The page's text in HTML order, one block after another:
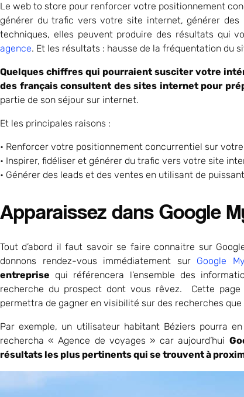
Le web to store pour renforcer votre positionnement
générer du trafic vers votre site internet, générer
techniques, elles peuvent produire des résultats qui
agence. Et les résultats : hausse de la fréquentation du
Quelques chiffres qui pourraient susciter votre
des français consultent des sites internet pour
partie de son séjour sur internet.
Et les principales raisons :
• Renforcer votre positionnement concurrentiel sur
• Inspirer, fidéliser et générer du trafic vers votre site
• Générer des leads et des ventes en utilisant de
Apparaissez dans Google
Tout d’abord il faut savoir se faire connaitre sur
donnons rendez-vous immédiatement sur Google
entreprise qui référencera l’ensemble des
recherche du prospect dont vous rêvez. Cette
permettra de gagner en visibilité sur des recherches
Par exemple, un utilisateur habitant Béziers pourra
rechercha « Agence de voyages » car aujourd’hui
résultats les plus pertinents qui se trouvent à